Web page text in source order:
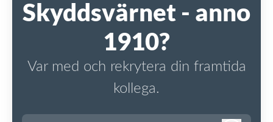
Skyddsvärnet - anno
1910?
Var med och rekrytera din framtida
kollega.